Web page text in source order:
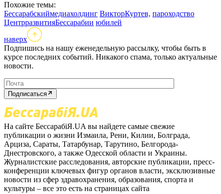
Похожие темы:
Бессарабскиймедиахолдинг ВикторКуртев, пароходство
ЦентрразвитияБессарабии юбилей
наверх
Подпишись на нашу еженедельную рассылку, чтобы быть в
курсе последних событий. Никакого спама, только актуальные
новости.
Подписаться
На сайте БессарабіЯ.UA вы найдете самые свежие
публикации о жизни Измаила, Рени, Килии, Болграда,
Арциза, Сараты, Татарбунар, Тарутино, Белгорода-
Днестровского, а также Одесской области и Украины.
Журналистские расследования, авторские публикации, пресс-
конференции ключевых фигур органов власти, эксклюзивные
новости из сфер здравохранения, образования, спорта и
культуры – все это есть на страницах сайта